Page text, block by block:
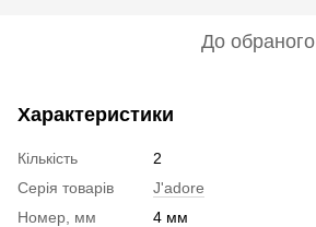
До обраного
Характеристики
Кількість
2
Серія товарів
J'adore
Номер, мм
4 мм